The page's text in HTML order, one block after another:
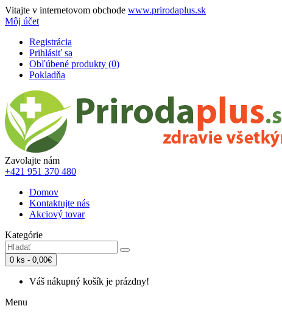
Vitajte v internetovom obchode www.prirodaplus.sk
Môj účet
Registrácia
Prihlásiť sa
Obľúbené produkty (0)
Pokladňa
Zavolajte nám
+421 951 370 480
Domov
Kontaktujte nás
Akciový tovar
Kategórie
0 ks - 0,00€
Váš nákupný košík je prázdny!
Menu